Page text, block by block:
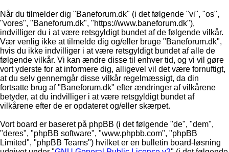
Når du tilmelder dig "Baneforum.dk" (i det følgende "vi", "os",
"vores", "Baneforum.dk", "https://www.baneforum.dk"),
indvilliger du i at være retsgyldigt bundet af de følgende vilkår.
Vær venlig ikke at tilmelde dig og/eller bruge "Baneforum.dk",
hvis du ikke indvilliger i at være retsgyldigt bundet af alle de
følgende vilkår. Vi kan ændre disse til enhver tid, og vi vil gøre
vort yderste for at informere dig, alligevel vil det være fornuftigt,
at du selv gennemgår disse vilkår regelmæssigt, da din
fortsatte brug af "Baneforum.dk" efter ændringer af vilkårene
betyder, at du indvilliger i at være retsgyldigt bundet af
vilkårene efter de er opdateret og/eller skærpet.
Vort board er baseret på phpBB (i det følgende "de", "dem",
"deres", "phpBB software", "www.phpbb.com", "phpBB
Limited", "phpBB Teams") hvilket er en bulletin board-løsning